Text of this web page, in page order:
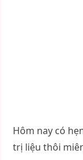
Hôm nay có
trị liệu thôi